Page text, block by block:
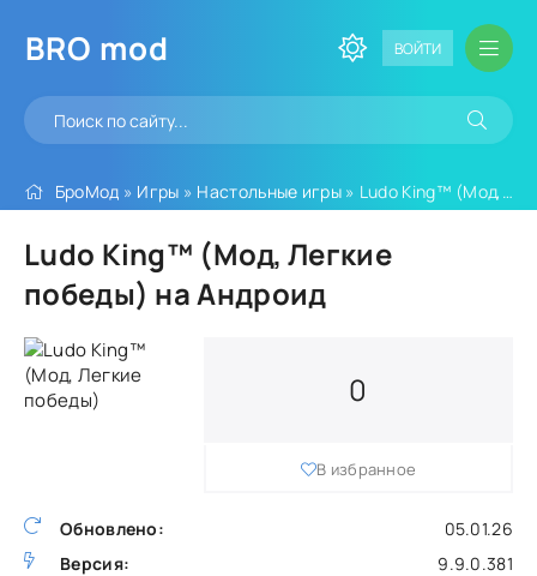
BRO mod ВОЙТИ
БроМод » Игры » Настольные игры» Ludo King™ (Мод, Легкие победы)
Ludo King™ (Мод, Легкие
победы) на Андроид
Обновлено:
05.01.26
Версия:
9.9.0.381
0
В избранное